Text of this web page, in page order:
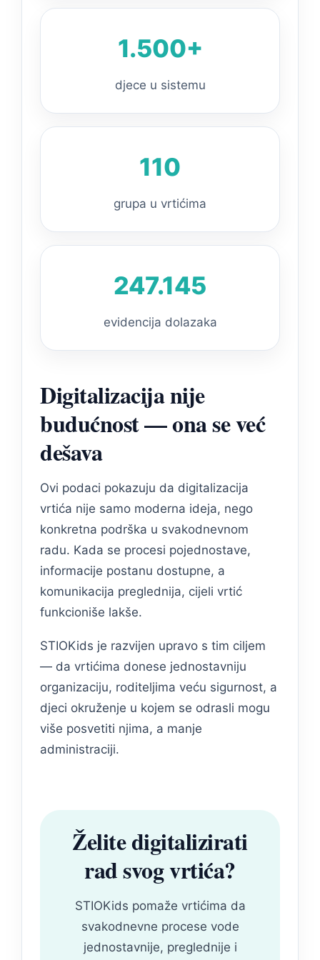
1.500+
djece u sistemu
110
grupa u vrtićima
247.145
evidencija dolazaka
Digitalizacija nije
budućnost — ona se već
dešava
Ovi podaci pokazuju da digitalizacija
vrtića nije samo moderna ideja, nego
konkretna podrška u svakodnevnom
radu. Kada se procesi pojednostave,
informacije postanu dostupne, a
komunikacija preglednija, cijeli vrtić
funkcioniše lakše.
STIOKids je razvijen upravo s tim ciljem
— da vrtićima donese jednostavniju
organizaciju, roditeljima veću sigurnost, a
djeci okruženje u kojem se odrasli mogu
više posvetiti njima, a manje
administraciji.
Želite digitalizirati
rad svog vrtića?
STIOKids pomaže vrtićima da
svakodnevne procese vode
jednostavnije, preglednije i